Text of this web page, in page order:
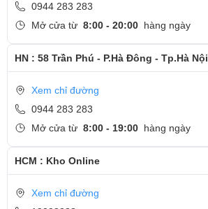
0944 283 283
Mở cửa từ 8:00 - 20:00 hàng ngày
HN : 58 Trần Phú - P.Hà Đông - Tp.Hà Nội
Xem chỉ đường
0944 283 283
Mở cửa từ 8:00 - 19:00 hàng ngày
HCM : Kho Online
Xem chỉ đường